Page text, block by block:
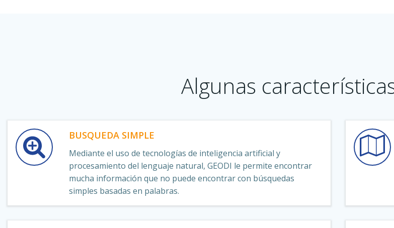
Algunas
BUSQUEDA SIMPLE
Mediante el uso de tecnologías de inteligencia artificial y
procesamiento del lenguaje natural, GEODI le permite encontrar
mucha información que no puede encontrar con búsquedas
simples basadas en palabras.